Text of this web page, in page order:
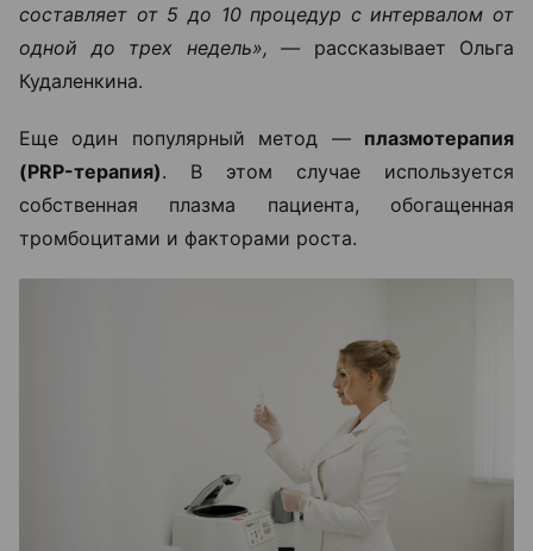
составляет от 5 до 10 процедур с интервалом от
одной до трех недель», — рассказывает Ольга
Кудаленкина.
Еще один популярный метод — плазмотерапия
(PRP-терапия). В этом случае используется
собственная плазма пациента, обогащенная
тромбоцитами и факторами роста.